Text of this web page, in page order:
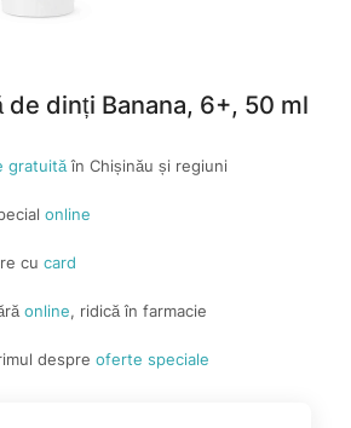
de dinți Banana, 6+, 50 ml
gratuităîn Chișinău și regiuni
online
cu card
online, ridică în farmacie
despre oferte speciale